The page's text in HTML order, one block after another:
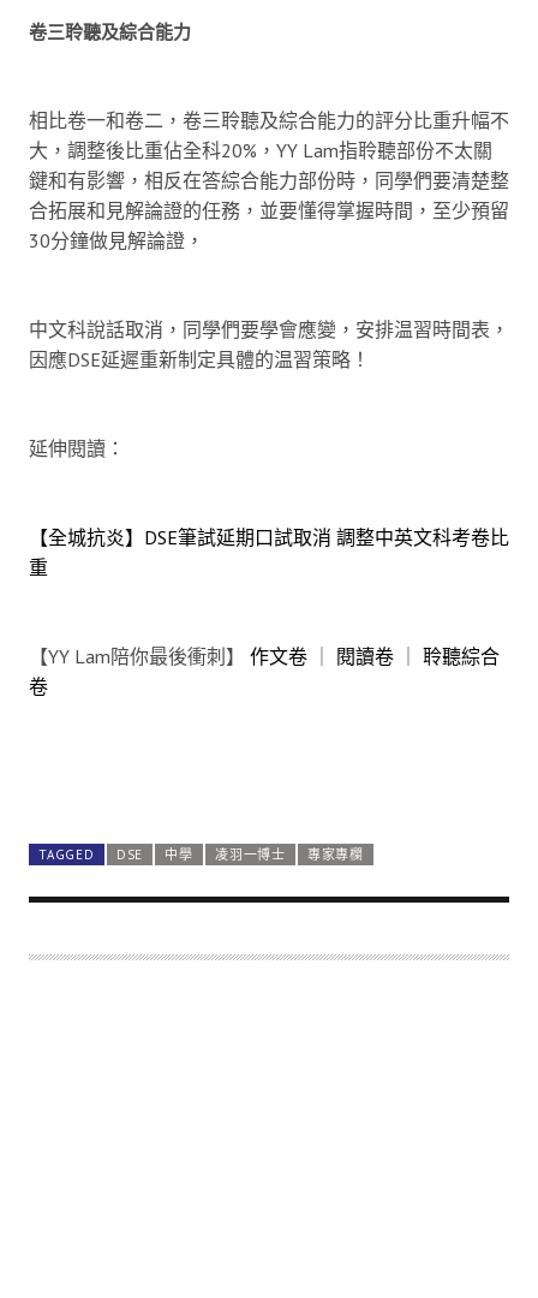
卷三聆聽及綜合能力
相比卷一和卷二，卷三聆聽及綜合能力的評分比重升幅不
大，調整後比重佔全科20%，YY Lam指聆聽部份不太關
鍵和有影響，相反在答綜合能力部份時，同學們要清楚整
合拓展和見解論證的任務，並要懂得掌握時間，至少預留
30分鐘做見解論證，
中文科說話取消，同學們要學會應變，安排温習時間表，
因應DSE延遲重新制定具體的温習策略！
延伸閱讀：
【全城抗炎】DSE筆試延期口試取消 調整中英文科考卷比
重
【YY Lam陪你最後衝刺】 作文卷 閱讀卷
聆聽綜合
卷
TAGGED DSE 中學 凌羽一博士 專家專欄